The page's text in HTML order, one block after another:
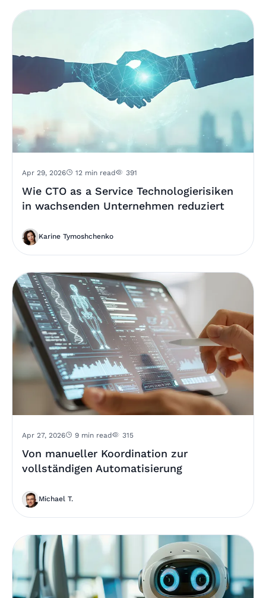
Apr 29, 2026 12 min read 391
Wie CTO as a Service Technologierisiken
in wachsenden Unternehmen reduziert
Karine Tymoshchenko
Apr 27, 2026 9 min read 315
Von manueller Koordination zur
vollständigen Automatisierung
Michael T.